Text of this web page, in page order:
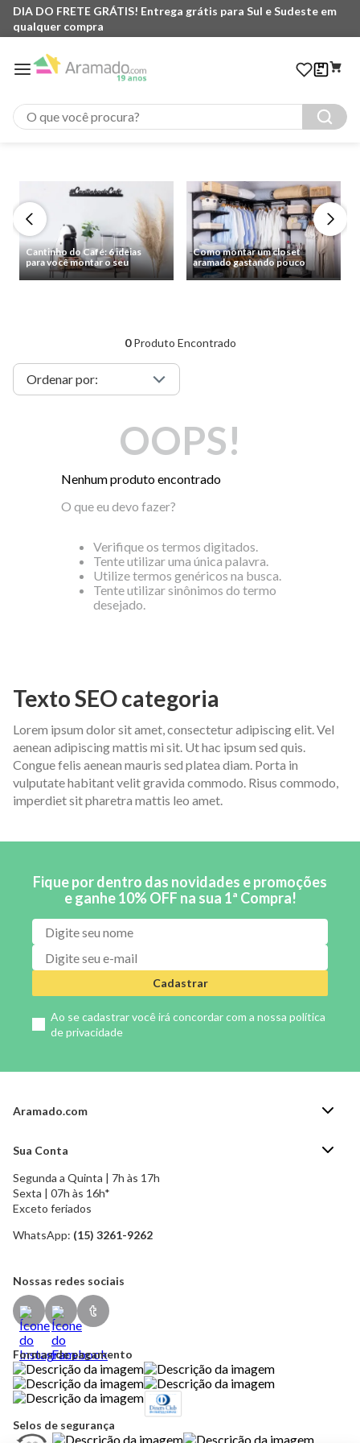
DIA DO FRETE GRÁTIS! Entrega grátis para Sul e Sudeste em
qualquer compra
O que você procura?
Cantinho do Café: 6 ideias
para você montar o seu
Como montar um closet
aramado gastando pouco
0Produto Encontrado
OOPS!
Nenhum produto encontrado
O que eu devo fazer?
Verifique os termos digitados.
Tente utilizar uma única palavra.
Utilize termos genéricos na busca.
Tente utilizar sinônimos do termo
desejado.
Texto SEO categoria
Lorem ipsum dolor sit amet, consectetur adipiscing elit. Vel
aenean adipiscing mattis mi sit. Ut hac ipsum sed quis.
Congue felis aenean mauris sed platea diam. Porta in
vulputate habitant velit gravida commodo. Risus commodo,
imperdiet sit pharetra mattis leo amet.
Fique por dentro das novidades e promoções
e ganhe 10% OFF na sua 1ª Compra!
Cadastrar
Ao se cadastrar você irá concordar com a nossa política
de privacidade
Aramado.com
Blog Aramado.com
Política de Privacidade
Política de Troca e Devolução
Política de Frete Grátis
Sua Conta
Minha Conta
Meus pedidos
Segunda a Quinta | 7h às 17h
Sexta | 07h às 16h*
Exceto feriados
WhatsApp: (15) 3261-9262
Nossas redes sociais
Formas de pagamento
Selos de segurança